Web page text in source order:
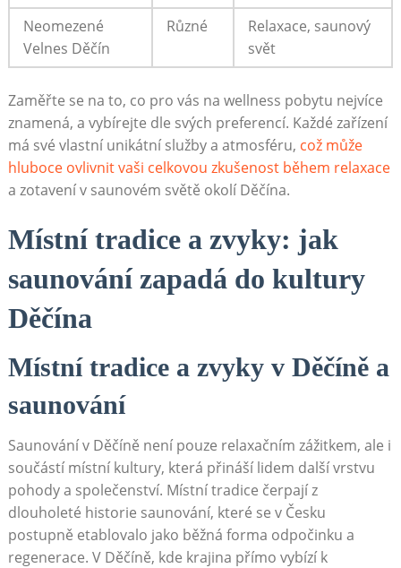
Neomezené
Velnes Děčín
Různé
Relaxace, saunový
svět
Zaměřte se na to, co pro vás na wellness pobytu nejvíce
znamená, ⁣a vybírejte dle ⁤svých preferencí. Každé zařízení
má své​ vlastní unikátní služby⁤ a atmosféru,⁤ což může⁤
hluboce ovlivnit vaši celkovou zkušenost během⁣ relaxace
a ⁢zotavení​ v saunovém světě okolí Děčína.
Místní tradice a zvyky: jak⁤
saunování zapadá do kultury
Děčína
Místní tradice⁢ a ​zvyky v Děčíně​ a
saunování
Saunování v ⁤Děčíně‍ není pouze‍ relaxačním zážitkem, ale i⁤
součástí ⁢místní kultury, která přináší lidem další vrstvu
pohody a společenství.⁣ Místní tradice čerpají z
dlouholeté historie saunování, které​ se⁢ v Česku ​
postupně etablovalo ​jako běžná forma⁣ odpočinku ⁢a ​
regenerace. ⁣V ‍Děčíně, kde krajina přímo vybízí k